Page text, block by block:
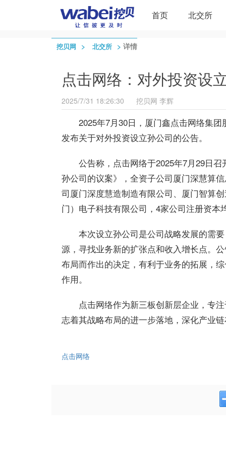
首页 北交所
挖贝网 > 北交所 > 详情
点击网络：对外投资设
2025/7/31 18:26:30 挖贝网 李辉
2025年7月30日， 厦门鑫点击网络集团
发布关于对外投资设立孙公司的公告。
公告称， 点击网络于2025年7月29日
孙公司的议案》，全资子公司厦门深慧算
司厦门深度慧造制造有限公司、厦门智算
门）电子科技有限公司，4家公司注册资本
本次设立孙公司是公司战略发展的需
源，寻找业务新的扩张点和收入增长点。
布局而作出的决定，有利于业务的拓展，
作用。
点击网络作为新三板创新层企业，专
志着其战略布局的进一步落地，深化产业
点击网络